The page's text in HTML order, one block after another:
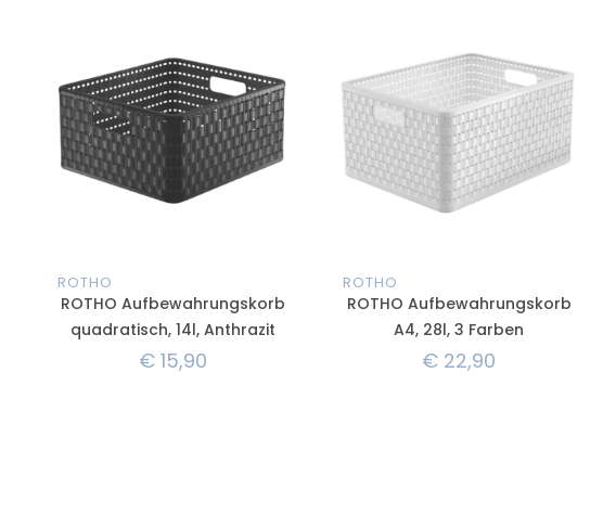
ROTHO
ROTHO Aufbewahrungskorb
quadratisch, 14l, Anthrazit
€ 15,90
ROTHO
ROTHO Aufbewahrungskorb
A4, 28l, 3 Farben
€ 22,90